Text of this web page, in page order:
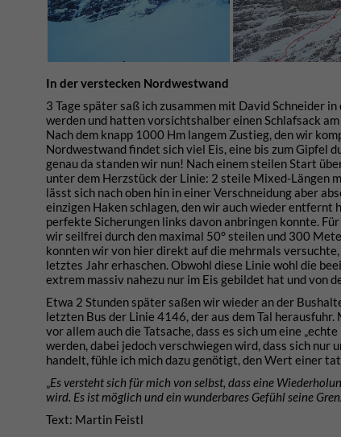
In der verstecken Nordwestwand
3 Tage später saß ich zusammen mit David Schneider
werden und hatten vorsichtshalber einen Schlafsack
Nach dem knapp 1000 Hm langem Zustieg, den wir
Nordwestwand findet sich viel Eis, eine bis zum Gipfel
genau da standen wir nun! Nach einem steilen Start
unter dem Herzstück der Linie: 2 steile Mixed-Längen
lässt sich nach oben hin in einer Verschneidung aber
einzigen Haken schlagen, den wir auch wieder entfernt
perfekte Sicherungen links davon anbringen konnte.
wir seilfrei durch den maximal 50° steilen und 300
konnten wir von hier direkt auf die mehrmals
letztes Jahr erhaschen. Obwohl diese Linie wohl die
extrem massiv nahezu nur im Eis gebildet hat und von
Etwa 2 Stunden später saßen wir wieder an der
letzten Bus der Linie 4146, der aus dem Tal
vor allem auch die Tatsache, dass es sich um eine
werden, dabei jedoch verschwiegen wird, dass sich
handelt, fühle ich mich dazu genötigt, den Wert einer
„Es versteht sich für mich von selbst, dass eine
wird. Es ist möglich und ein wunderbares Gefühl seine
Text: Martin Feistl